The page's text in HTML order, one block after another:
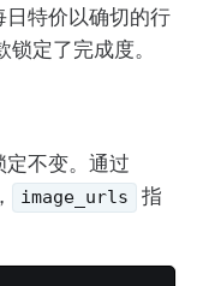
特价以确切的行
定了完成度。
不变。通过
image_urls
指